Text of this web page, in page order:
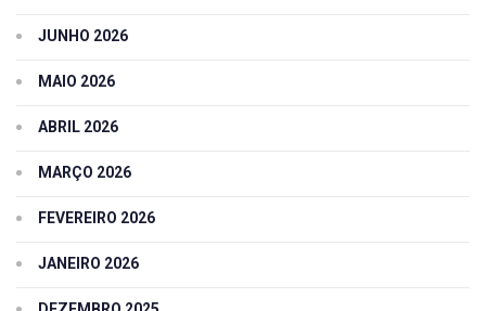
JUNHO 2026
MAIO 2026
ABRIL 2026
MARÇO 2026
FEVEREIRO 2026
JANEIRO 2026